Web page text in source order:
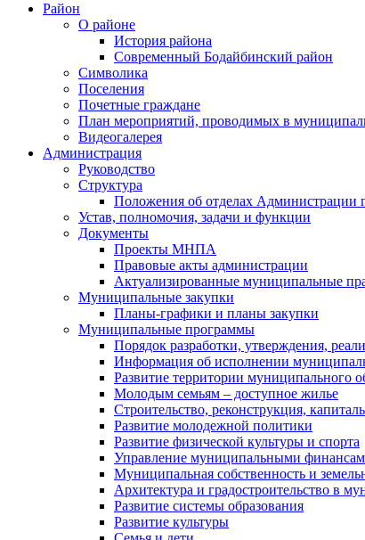
Район
О районе
История района
Современный Бодайбинский район
Символика
Поселения
Почетные граждане
План мероприятий, проводимых в
Видеогалерея
Администрация
Руководство
Структура
Положения об отделах Администрации
Устав, полномочия, задачи и функции
Документы
Проекты МНПА
Правовые акты администрации
Актуализированные муниципальные
Муниципальные закупки
Планы-графики и планы закупки
Муниципальные программы
Порядок разработки, утверждения,
Информация об исполнении
Развитие территории муниципального
Молодым семьям – доступное жилье
Строительство, реконструкция,
Развитие молодежной политики
Развитие физической культуры и спорта
Управление муниципальными
Муниципальная собственность и
Архитектура и градостроительство в
Развитие системы образования
Развитие культуры